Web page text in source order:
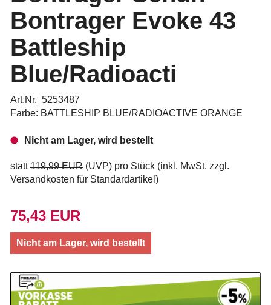
Bontrager Evoke 43
Battleship
Blue/Radioacti
Art.Nr. 5253487
Farbe: BATTLESHIP BLUE/RADIOACTIVE ORANGE
Nicht am Lager, wird bestellt
statt119,99 EUR (UVP) pro Stück (inkl. MwSt. zzgl.
Versandkosten für Standardartikel )
75,43 EUR
Nicht am Lager, wird bestellt